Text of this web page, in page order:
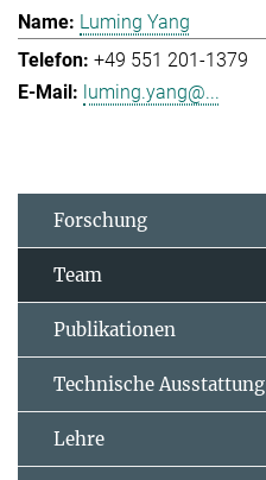
Luming Yang
+49 551 201-1379
luming.yang@...
Forschung
Team
Publikationen
Technische Ausstattung
Lehre